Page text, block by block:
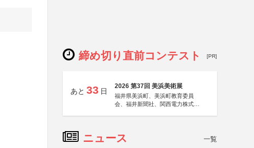
締め切り直前コンテスト [PR]
あと 33 日
2026 第37回 美浜美術展
福井県美浜町、美浜町教育委員
会、福井新聞社、関西電力株式会
ニュース 一覧